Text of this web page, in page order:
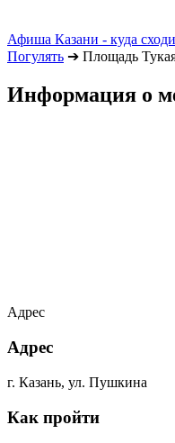
Афиша Казани - куда
Погулять ➔ Площадь
Информация о
Адрес
Адрес
г. Казань, ул. Пушкина
Как пройти